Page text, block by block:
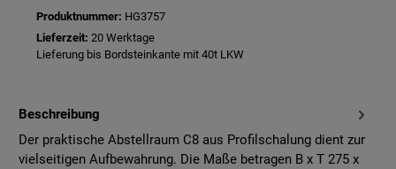
Produktnummer: HG3757
Lieferzeit: 20 Werktage
Lieferung bis Bordsteinkante mit 40t LKW
Beschreibung
Der praktische Abstellraum C8 aus Profilschalung dient zur
vielseitigen Aufbewahrung. Die Maße betragen B x T 275 x